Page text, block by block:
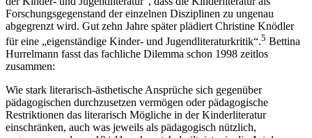
Forschungsgegenstand der einzelnen Disziplinen zu ungenau
abgegrenzt wird. Gut zehn Jahre später plädiert Christine Knödler
für eine „eigenständige Kinder- und Jugendliteraturkritik“.5 Bettina
Hurrelmann fasst das fachliche Dilemma schon 1998 zeitlos
zusammen:
Wie stark literarisch-ästhetische Ansprüche sich gegenüber
pädagogischen durchzusetzen vermögen oder pädagogische
Restriktionen das literarisch Mögliche in der Kinderliteratur
einschränken, auch was jeweils als pädagogisch nützlich,